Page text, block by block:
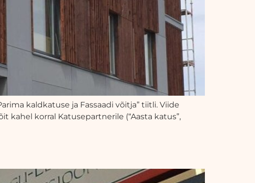
kaldkatuse ja Fassaadi võitja” tiitli. Viide
kahel korral Katusepartnerile (“Aasta katus”,